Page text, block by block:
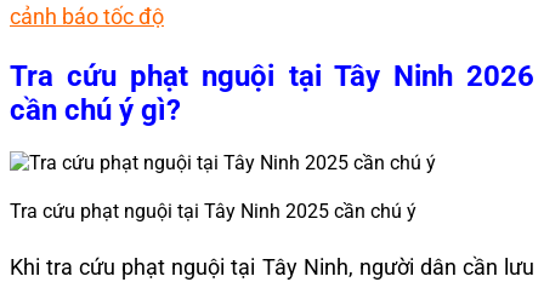
cảnh báo tốc độ
Tra cứu phạt nguội tại Tây Ninh 2026
cần chú ý gì?
Tra cứu phạt nguội tại Tây Ninh 2025 cần chú ý
Khi tra cứu phạt nguội tại Tây Ninh, người dân cần lưu